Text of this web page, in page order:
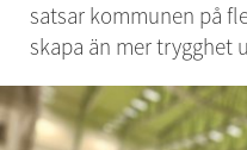
satsar kommunen på
skapa än mer trygghet